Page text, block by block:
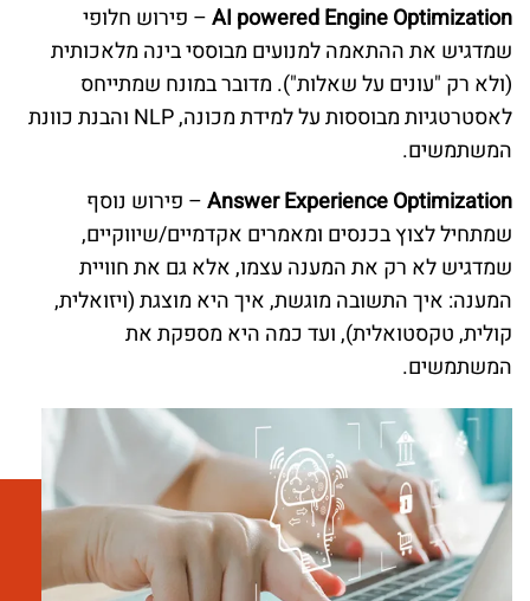
AI powered Engine Optimization– פירוש חלופי
שמדגיש את ההתאמה למנועים מבוססי בינה מלאכותית
(ולא רק "עונים על שאלות"). מדובר במונח שמתייחס
לאסטרטגיות מבוססות על למידת מכונה, NLP והבנת כוונת
המשתמשים.
Answer Experience Optimization– פירוש נוסף
שמתחיל לצוץ בכנסים ומאמרים אקדמיים/שיווקיים,
שמדגיש לא רק את המענה עצמו, אלא גם את חוויית
המענה: איך התשובה מוגשת, איך היא מוצגת (ויזואלית,
קולית, טקסטואלית), ועד כמה היא מספקת את
המשתמשים.